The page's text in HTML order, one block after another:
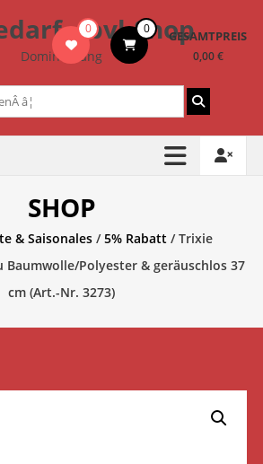
– bvl-Shop
Dominik Lang
0 0 GESAMTPREIS
0,00 €
SHOP
& Saisonales /5% Rabatt / Trixie
Baumwolle/Polyester & geräuschlos 37
cm (Art.-Nr. 3273)